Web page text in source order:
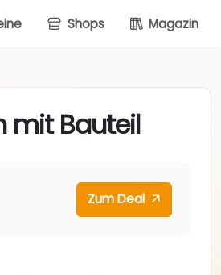
Shops Magazin
mit Bauteil
Zum Deal